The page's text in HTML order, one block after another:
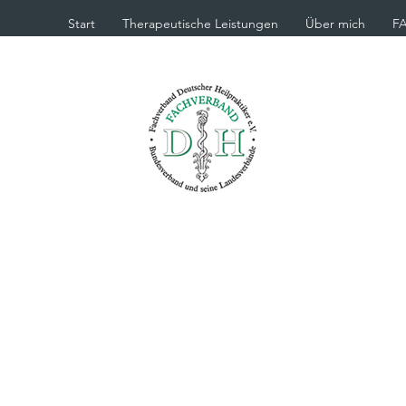
Start Therapeutische Leistungen Über mich